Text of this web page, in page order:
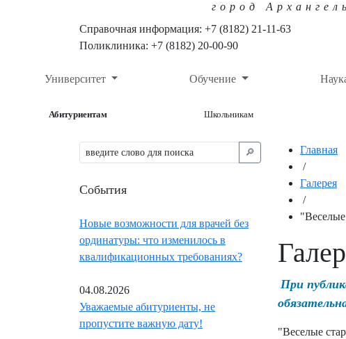
город
Справочная информация: +7 (8182) 21-11-63
Поликлиника: +7 (8182) 20-00-90
Университет Обучение
Абитуриентам Школьникам
🔎︎
События
Новые возможности для врачей без
ординатуры: что изменилось в
квалификационных требованиях?
04.08.2026
Уважаемые абитуриенты, не
пропустите важную дату!
Главная
/
Галерея
/
При
"Веселые